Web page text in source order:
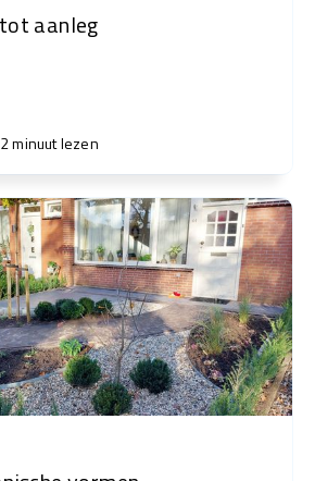
aanleg
2 minuut lezen